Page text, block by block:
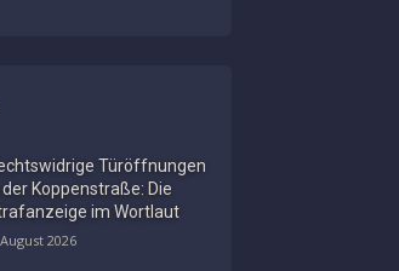
Türöffnungen
der Koppenstraße: Die
im Wortlaut
2026